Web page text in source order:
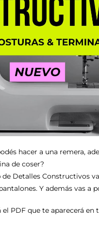
hacer a una remera,
de coser?
de Detalles Constructivos
Y además vas
PDF que te aparecerá en